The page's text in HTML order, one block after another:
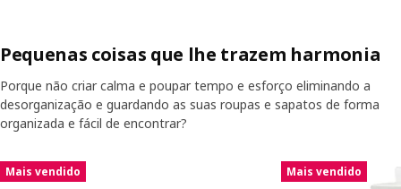
Pequenas coisas que lhe trazem harmonia
Porque não criar calma e poupar tempo e esforço eliminando a
desorganização e guardando as suas roupas e sapatos de forma
organizada e fácil de encontrar?
Saltar listagem
Mais vendido Mais vendido